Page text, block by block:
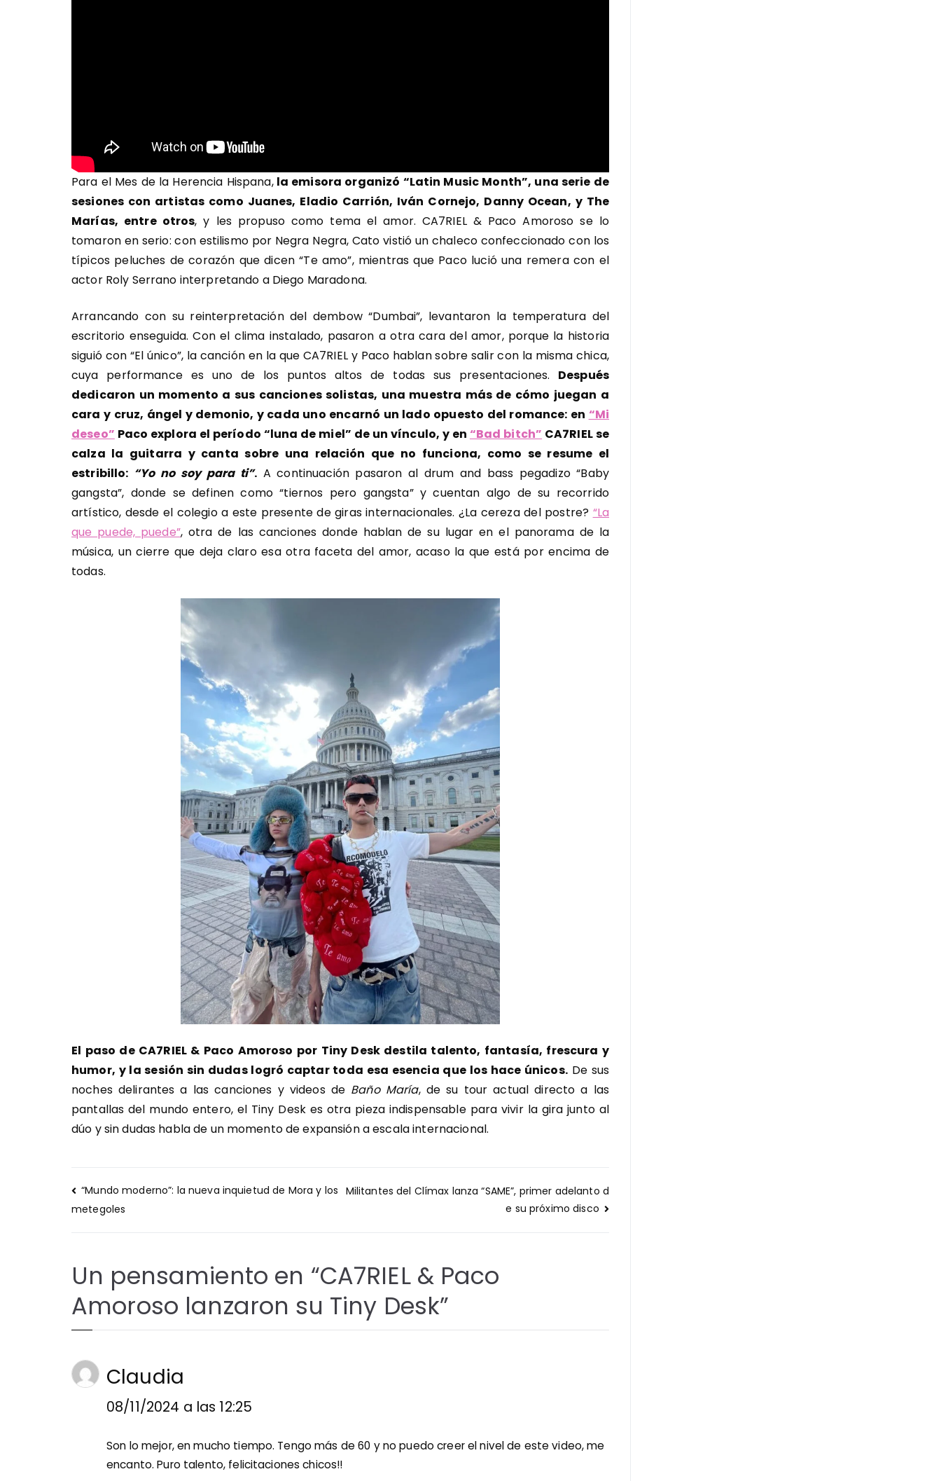
Para el Mes de la Herencia Hispana,la emisora organizó “Latin Music Month”, una serie de
sesiones con artistas como Juanes, Eladio Carrión, Iván Cornejo, Danny Ocean, y The
Marías, entre otros, y les propuso como tema el amor. CA7RIEL & Paco Amoroso se lo
tomaron en serio: con estilismo por Negra Negra, Cato vistió un chaleco confeccionado con los
típicos peluches de corazón que dicen “Te amo”, mientras que Paco lució una remera con el
actor Roly Serrano interpretando a Diego Maradona.
Arrancando con su reinterpretación del dembow “Dumbai”, levantaron la temperatura del
escritorio enseguida. Con el clima instalado, pasaron a otra cara del amor, porque la historia
siguió con “El único”, la canción en la que CA7RIEL y Paco hablan sobre salir con la misma chica,
cuya performance es uno de los puntos altos de todas sus presentaciones. Después
dedicaron un momento a sus canciones solistas, una muestra más de cómo juegan a
cara y cruz, ángel y demonio, y cada uno encarnó un lado opuesto del romance: en “Mi
deseo” Paco explora el período “luna de miel” de un vínculo, y en “Bad bitch” CA7RIEL se
calza la guitarra y canta sobre una relación que no funciona, como se resume el
estribillo: “Yo no soy para ti”. A continuación pasaron al drum and bass pegadizo “Baby
gangsta”, donde se definen como “tiernos pero gangsta” y cuentan algo de su recorrido
artístico, desde el colegio a este presente de giras internacionales. ¿La cereza del postre? “La
que puede, puede”, otra de las canciones donde hablan de su lugar en el panorama de la
música, un cierre que deja claro esa otra faceta del amor, acaso la que está por encima de
todas.
El paso de CA7RIEL & Paco Amoroso por Tiny Desk destila talento, fantasía, frescura y
humor, y la sesión sin dudas logró captar toda esa esencia que los hace únicos.De sus
noches delirantes a las canciones y videos de Baño María, de su tour actual directo a las
pantallas del mundo entero, el Tiny Desk es otra pieza indispensable para vivir la gira junto al
dúo y sin dudas habla de un momento de expansión a escala internacional.
Navegación
de
“Mundo moderno”: la nueva inquietud de Mora y los
metegoles
Militantes del Clímax lanza “SAME”, primer adelanto d
e su próximo disco
Un pensamiento en “CA7RIEL & Paco
Amoroso lanzaron su Tiny Desk”
Claudia
08/11/2024 a las 12:25
Son lo mejor, en mucho tiempo. Tengo más de 60 y no puedo creer el nivel de este video, me
encanto. Puro talento, felicitaciones chicos!!